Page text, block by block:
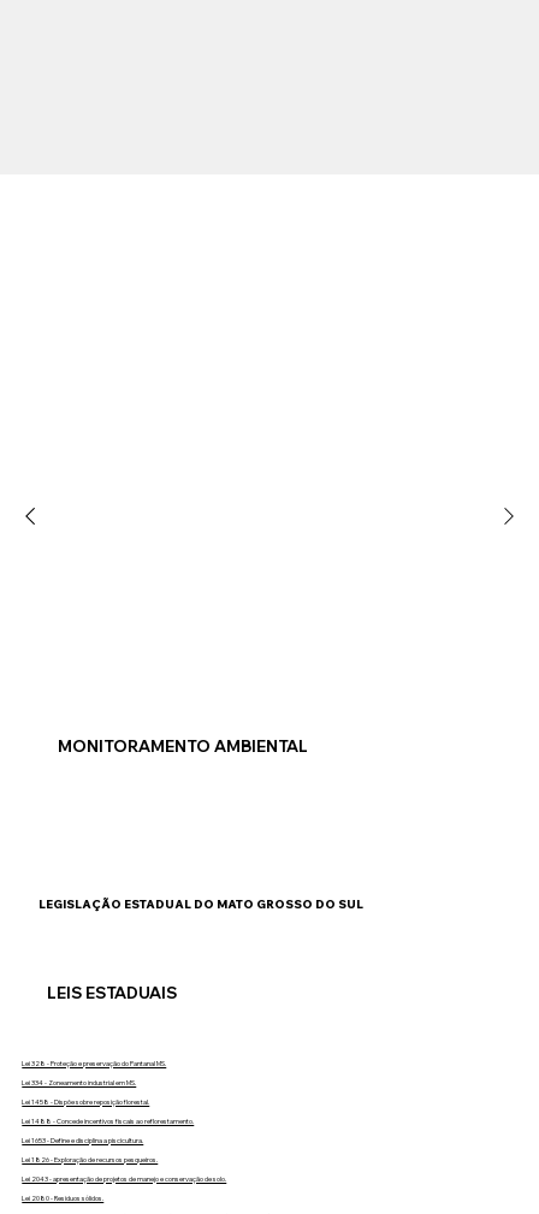
MONITORAMENTO AMBIENTAL
Lei 328 - Proteção e preservação do Pantanal MS.
Lei 334 - Zoneamento industrial em MS.
Lei 1458 - Dispõe sobre reposição florestal.
Lei 1488 - Concede incentivos fiscais ao reflorestamento.
Lei 1653 - Define e disciplina a piscicultura.
Lei 1826 - Exploração de recursos pesqueiros.
Lei 2043 - apresentação de projetos de manejo e conservação de solo.
Lei 2080 - Residuos sólidos.
LEIS ESTADUAIS
LEGISLAÇÃO ESTADUAL DO MATO GROSSO DO SUL